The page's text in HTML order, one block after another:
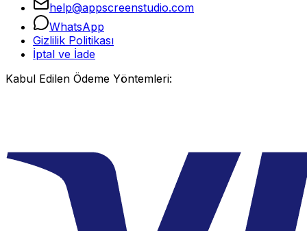
help@appscreenstudio.com
WhatsApp
Gizlilik Politikası
İptal ve İade
Kabul Edilen Ödeme Yöntemleri: